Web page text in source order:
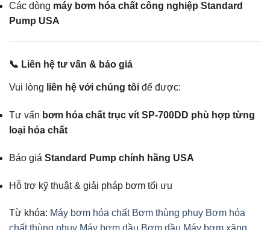
Các dòng máy bơm hóa chất công nghiệp Standard
Pump USA
📞 Liên hệ tư vấn & báo giá
Vui lòng liên hệ với chúng tôi để được:
Tư vấn bơm hóa chất trục vít SP-700DD phù hợp từng
loại hóa chất
Báo giá Standard Pump chính hãng USA
Hỗ trợ kỹ thuật & giải pháp bơm tối ưu
Từ khóa: Máy bơm hóa chất Bơm thùng phuy Bơm hóa